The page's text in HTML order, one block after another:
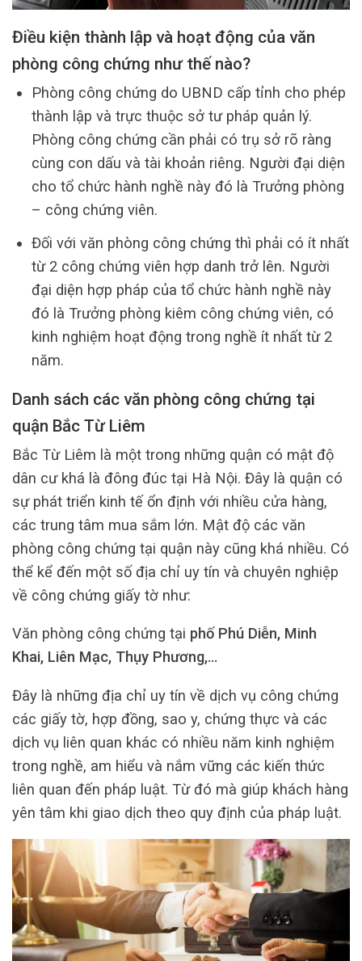
Điều kiện thành lập và hoạt động của văn
phòng công chứng như thế nào?
Phòng công chứng do UBND cấp tỉnh cho phép
thành lập và trực thuộc sở tư pháp quản lý.
Phòng công chứng cần phải có trụ sở rõ ràng
cùng con dấu và tài khoản riêng. Người đại diện
cho tổ chức hành nghề này đó là Trưởng phòng
– công chứng viên.
Đối với văn phòng công chứng thì phải có ít nhất
từ 2 công chứng viên hợp danh trở lên. Người
đại diện hợp pháp của tổ chức hành nghề này
đó là Trưởng phòng kiêm công chứng viên, có
kinh nghiệm hoạt động trong nghề ít nhất từ 2
năm.
Danh sách các văn phòng công chứng tại
quận Bắc Từ Liêm
Bắc Từ Liêm là một trong những quận có mật độ
dân cư khá là đông đúc tại Hà Nội. Đây là quận có
sự phát triển kinh tế ổn định với nhiều cửa hàng,
các trung tâm mua sắm lớn. Mật độ các văn
phòng công chứng tại quận này cũng khá nhiều. Có
thể kể đến một số địa chỉ uy tín và chuyên nghiệp
về công chứng giấy tờ như:
Văn phòng công chứng tại phố Phú Diễn, Minh
Khai, Liên Mạc, Thụy Phương,…
Đây là những địa chỉ uy tín về dịch vụ công chứng
các giấy tờ, hợp đồng, sao y, chứng thực và các
dịch vụ liên quan khác có nhiều năm kinh nghiệm
trong nghề, am hiểu và nắm vững các kiến thức
liên quan đến pháp luật. Từ đó mà giúp khách hàng
yên tâm khi giao dịch theo quy định của pháp luật.